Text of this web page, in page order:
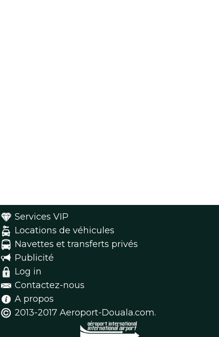
Services VIP
Locations de véhicules
Navettes et transferts privés
Publicité
Log in
Contactez-nous
A propos
2013-2017 Aeroport-Douala.com.